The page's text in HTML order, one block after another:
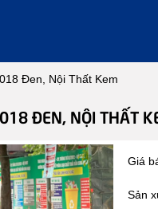
Đen, Nội Thất Kem
ĐEN, NỘI THẤT
Giá
Sản